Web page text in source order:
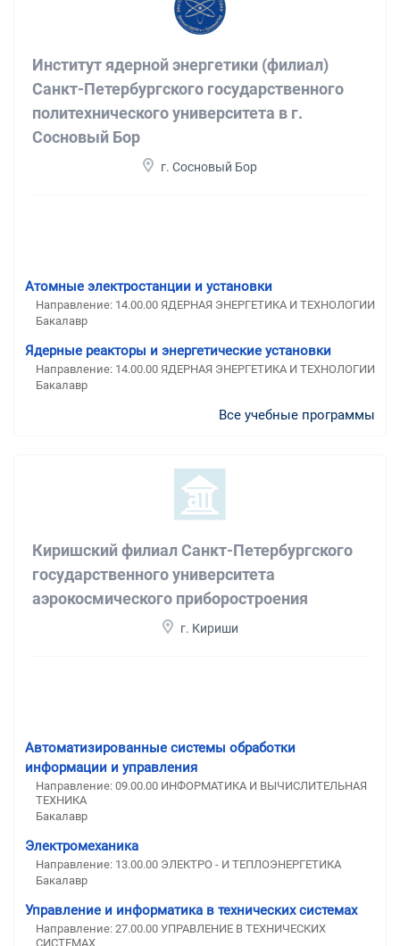
Институт ядерной энергетики (филиал)
Санкт-Петербургского государственного
политехнического университета в г.
Сосновый Бор
г. Сосновый Бор
Атомные электростанции и установки
Направление: 14.00.00 ЯДЕРНАЯ ЭНЕРГЕТИКА И ТЕХНОЛОГИИ
Бакалавр
Ядерные реакторы и энергетические установки
Направление: 14.00.00 ЯДЕРНАЯ ЭНЕРГЕТИКА И ТЕХНОЛОГИИ
Бакалавр
Все учебные программы
Киришский филиал Санкт-Петербургского
государственного университета
аэрокосмического приборостроения
г. Кириши
Автоматизированные системы обработки
информации и управления
Направление: 09.00.00 ИНФОРМАТИКА И ВЫЧИСЛИТЕЛЬНАЯ
ТЕХНИКА
Бакалавр
Электромеханика
Направление: 13.00.00 ЭЛЕКТРО - И ТЕПЛОЭНЕРГЕТИКА
Бакалавр
Управление и информатика в технических системах
Направление: 27.00.00 УПРАВЛЕНИЕ В ТЕХНИЧЕСКИХ
СИСТЕМАХ